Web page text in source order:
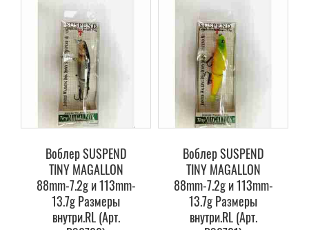
Воблер SUSPEND
TINY MAGALLON
88mm-7.2g и 113mm-
13.7g Размеры
внутри.RL (Арт.
Воблер SUSPEND
TINY MAGALLON
88mm-7.2g и 113mm-
13.7g Размеры
внутри.RL (Арт.